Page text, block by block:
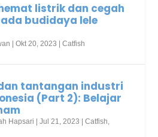
listrik dan cegah
budidaya lele
|Okt 20, 2023 |Catfish
tantangan industri
(Part 2): Belajar
Hapsari |Jul 21, 2023 |Catfish